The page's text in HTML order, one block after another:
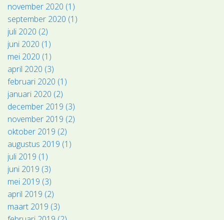
november 2020 (1)
september 2020 (1)
juli 2020 (2)
juni 2020 (1)
mei 2020 (1)
april 2020 (3)
februari 2020 (1)
januari 2020 (2)
december 2019 (3)
november 2019 (2)
oktober 2019 (2)
augustus 2019 (1)
juli 2019 (1)
juni 2019 (3)
mei 2019 (3)
april 2019 (2)
maart 2019 (3)